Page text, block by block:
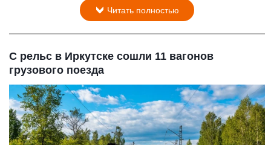
Читать полностью
С рельс в Иркутске сошли 11 вагонов
грузового поезда